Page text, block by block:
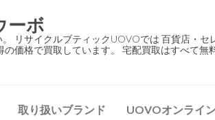
ーボ
リサイクルブティックUOVOでは 百貨店・
価格で買取しています。 宅配買取はすべて
取り扱いブランド UOVOオンライ